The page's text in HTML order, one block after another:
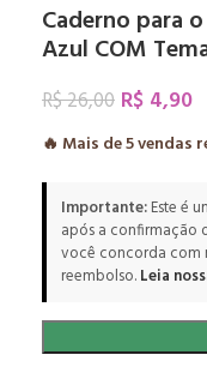
Caderno para
Azul COM
R$26,00 R$ 4,90
🔥 Mais de5vendas
Importante:Este é
após a confirmação
você concorda com
reembolso.Leia